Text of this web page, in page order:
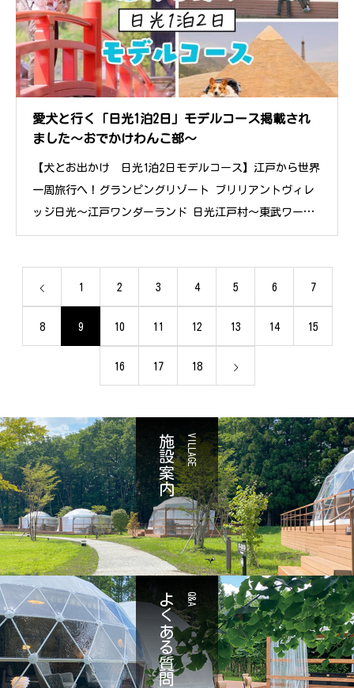
愛犬と行く「日光1泊2日」モデルコース掲載され
ました～おでかけわんこ部～
【犬とお出かけ 日光1泊2日モデルコース】江戸から世界
一周旅行へ！グランピングリゾート ブリリアントヴィレ
ッジ日光～江戸ワンダーランド 日光江戸村～東武ワール
ドスクウェア「犬とお出かけ #日光1泊
1 2 3 4 5 6 7
8 9 10 11 12 13 14 15
16 17 18
VILLAGE
施設案内
Q&A
よくある質問